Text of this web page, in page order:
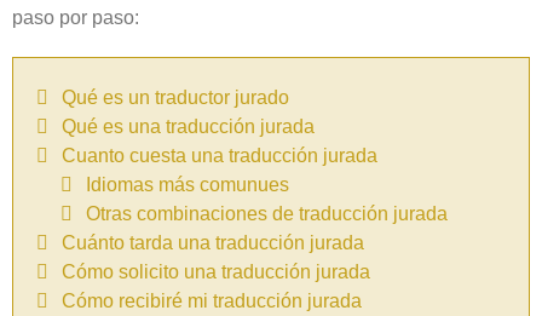
paso por paso:
Qué es un traductor jurado
Qué es una traducción jurada
Cuanto cuesta una traducción jurada
Idiomas más comunues
Otras combinaciones de traducción jurada
Cuánto tarda una traducción jurada
Cómo solicito una traducción jurada
Cómo recibiré mi traducción jurada